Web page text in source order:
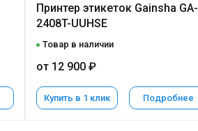
Принтер этикеток Gainsha GA-
2408T-UUHSE
Товар в наличии
от 12 900 ₽
Купить в 1 клик Подробнее